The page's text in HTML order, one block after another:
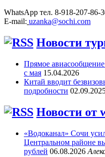
WhatsApp тел. 8-918-207-86-
E-mail: uzanka@sochi.com
Новости
Прямое
с мая 15.04.2026
Китай вводит
подробности
Новости от
«Водоканал» Сочи
Центральном районе
рублей 06.08.2026